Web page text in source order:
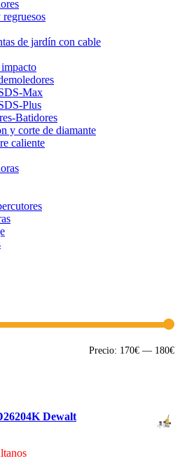
de jardín con cable
Max
Plus
Batidores
y corte de diamante
caliente
Precio: 170€ — 180€
Dewalt